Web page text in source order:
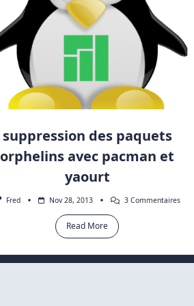
suppression des paquets
orphelins avec pacman et
yaourt
Fred Nov 28, 2013 3 CommentairesSur
Read More